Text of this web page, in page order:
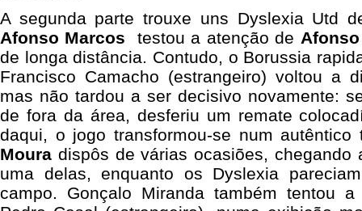
A segunda parte trouxe uns Dyslexia Utd
Afonso Marcos
testou a atenção de
de longa distância. Contudo, o Borussia
Francisco Camacho (estrangeiro) voltou a
mas não tardou a ser decisivo novamente:
de fora da área, desferiu um remate
daqui, o jogo transformou-se num
Moura dispôs de várias ocasiões, chegando
uma delas, enquanto os Dyslexia
campo. Gonçalo Miranda também tentou